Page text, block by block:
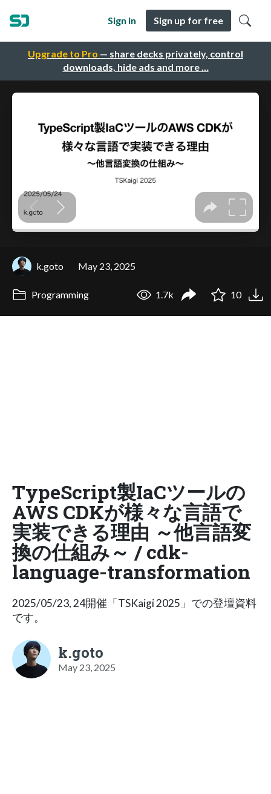
Upgrade to Pro — share decks privately, control
downloads, hide ads and more …
Sign in Sign up for free
k.goto May 23, 2025
Programming 1.7k 10
TypeScript製IaCツールの
AWS CDKが様々な言語で
実装できる理由 ～他言語変
換の仕組み～ / cdk-
language-transformation
2025/05/23, 24開催「TSKaigi 2025」での登壇資料
です。
k.goto
May 23, 2025